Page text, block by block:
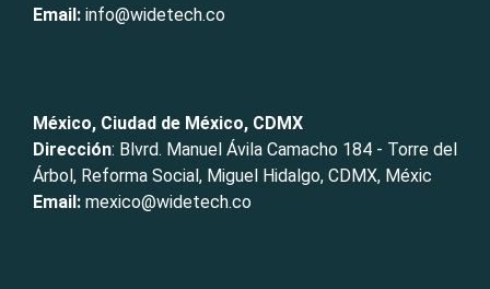
Email: info@widetech.co
México, Ciudad de México, CDMX
Dirección: Blvrd. Manuel Ávila Camacho 184 - Torre del
Árbol, Reforma Social, Miguel Hidalgo, CDMX, Méxic
Email: mexico@widetech.co